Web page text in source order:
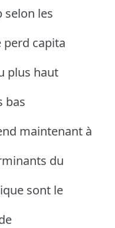
selon les
perd capita
plus haut
bas
maintenant à
du
sont le